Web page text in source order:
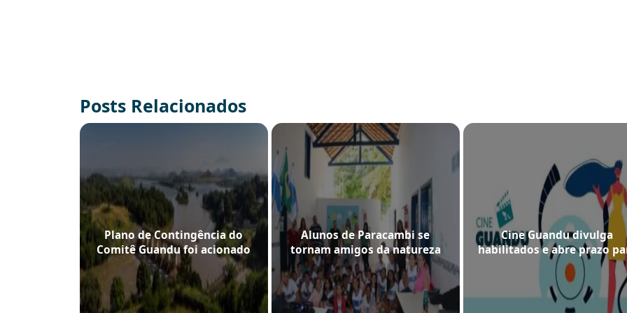
Posts Relacionados
Plano de Contingência do
Comitê Guandu foi acionado
para evitar maiores danos à
população
Alunos de Paracambi se
tornam amigos da natureza
com projeto do Comitê
Guandu-RJ
Cine Guandu divulga
habilitados e abre prazo
interposição de recursos